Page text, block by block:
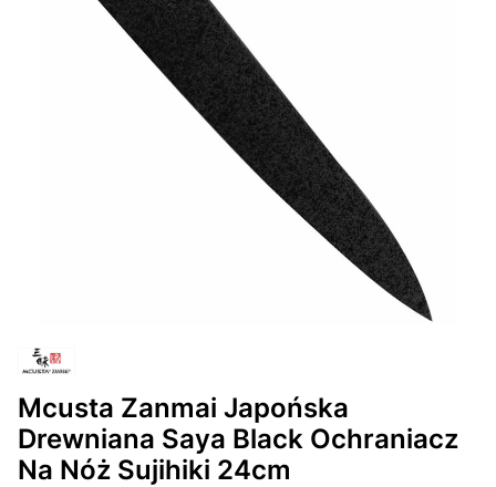
Mcusta Zanmai Japońska
Drewniana Saya Black Ochraniacz
Na Nóż Sujihiki 24cm